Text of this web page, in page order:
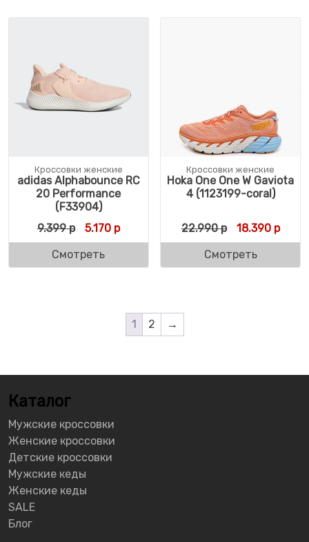
Кроссовки женские
adidas Alphabounce RC
20 Performance
(F33904)
9.399р Первоначальная цена составляла 9.399
5.170рТекущая цена: 5.170 р.
Смотреть
Кроссовки женские
Hoka One One W Gaviota
4 (1123199-coral)
22.990р 18.390р
Смотреть
1 2 →
Каталог
Мужские кроссовки
Женские кроссовки
Детские кроссовки
Мужские кеды
Женские кеды
SALE
Блог